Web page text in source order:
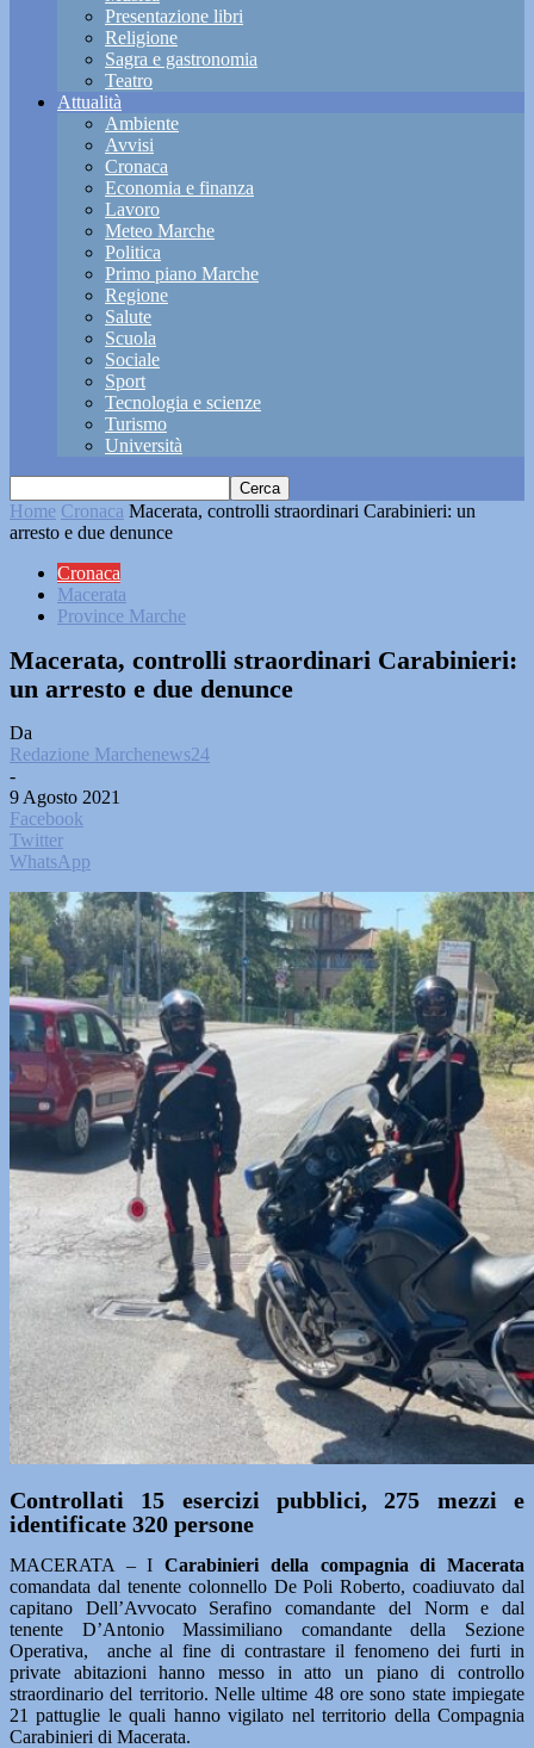
Presentazione libri
Religione
Sagra e gastronomia
Teatro
Attualità
Ambiente
Avvisi
Cronaca
Economia e finanza
Lavoro
Meteo Marche
Politica
Primo piano Marche
Regione
Salute
Scuola
Sociale
Sport
Tecnologia e scienze
Turismo
Università
Home Cronaca Macerata, controlli straordinari Carabinieri: un
arresto e due denunce
Cronaca
Macerata
Province Marche
Macerata, controlli straordinari Carabinieri:
un arresto e due denunce
Da
Redazione Marchenews24
-
9 Agosto 2021
Facebook
Twitter
WhatsApp
Controllati 15 esercizi pubblici, 275 mezzi e
identificate 320 persone
MACERATA – ICarabinieri della compagnia di Macerata
comandata dal tenente colonnello De Poli Roberto, coadiuvato dal
capitano Dell’Avvocato Serafino comandante del Norm e dal
tenente D’Antonio Massimiliano comandante della Sezione
Operativa, anche al fine di contrastare il fenomeno dei furti in
private abitazioni hanno messo in atto un piano di controllo
straordinario del territorio. Nelle ultime 48 ore sono state impiegate
21 pattuglie le quali hanno vigilato nel territorio della Compagnia
Carabinieri di Macerata.